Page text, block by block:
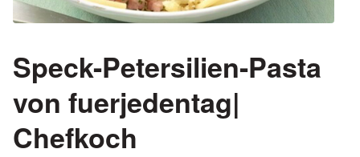
Speck-Petersilien-Pasta
von fuerjedentag|
Chefkoch